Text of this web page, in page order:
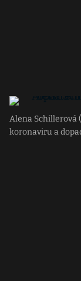
Alena Schillerová
koronaviru a